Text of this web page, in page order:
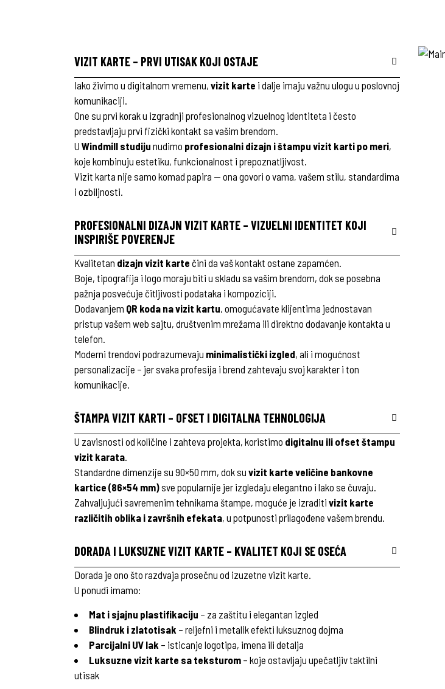
VIZIT KARTE – PRVI UTISAK KOJI OSTAJE
Iako živimo u digitalnom vremenu, vizit karte i dalje imaju važnu ulogu u poslovnoj
komunikaciji.
One su prvi korak u izgradnji profesionalnog vizuelnog identiteta i često
predstavljaju prvi fizički kontakt sa vašim brendom.
U Windmill studiju nudimo profesionalni dizajn i štampu vizit karti po meri,
koje kombinuju estetiku, funkcionalnost i prepoznatljivost.
Vizit karta nije samo komad papira — ona govori o vama, vašem stilu, standardima
i ozbiljnosti.
PROFESIONALNI DIZAJN VIZIT KARTE – VIZUELNI IDENTITET KOJI
INSPIRIŠE POVERENJE
Kvalitetan dizajn vizit karte čini da vaš kontakt ostane zapamćen.
Boje, tipografija i logo moraju biti u skladu sa vašim brendom, dok se posebna
pažnja posvećuje čitljivosti podataka i kompoziciji.
Dodavanjem QR koda na vizit kartu, omogućavate klijentima jednostavan
pristup vašem web sajtu, društvenim mrežama ili direktno dodavanje kontakta u
telefon.
Moderni trendovi podrazumevaju minimalistički izgled, ali i mogućnost
personalizacije – jer svaka profesija i brend zahtevaju svoj karakter i ton
komunikacije.
ŠTAMPA VIZIT KARTI – OFSET I DIGITALNA TEHNOLOGIJA
U zavisnosti od količine i zahteva projekta, koristimo digitalnu ili ofset štampu
vizit karata.
Standardne dimenzije su 90×50 mm, dok su vizit karte veličine bankovne
kartice (86×54 mm)sve popularnije jer izgledaju elegantno i lako se čuvaju.
Zahvaljujući savremenim tehnikama štampe, moguće je izraditi vizit karte
različitih oblika i završnih efekata, u potpunosti prilagođene vašem brendu.
DORADA I LUKSUZNE VIZIT KARTE – KVALITET KOJI SE OSEĆA
Dorada je ono što razdvaja prosečnu od izuzetne vizit karte.
U ponudi imamo:
Mat i sjajnu plastifikaciju – za zaštitu i elegantan izgled
Blindruk i zlatotisak – reljefni i metalik efekti luksuznog dojma
Parcijalni UV lak – isticanje logotipa, imena ili detalja
Luksuzne vizit karte sa teksturom – koje ostavljaju upečatljiv taktilni
utisak